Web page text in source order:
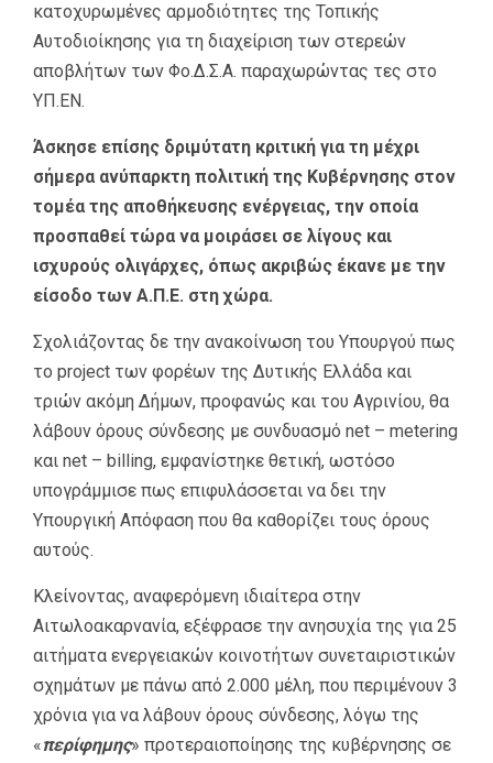
κατοχυρωμένες αρμοδιότητες της Τοπικής
Αυτοδιοίκησης για τη διαχείριση των στερεών
αποβλήτων των Φο.Δ.Σ.Α. παραχωρώντας τες στο
ΥΠ.ΕΝ.
Άσκησε επίσης δριμύτατη κριτική για τη μέχρι
σήμερα ανύπαρκτη πολιτική της Κυβέρνησης στον
τομέα της αποθήκευσης ενέργειας, την οποία
προσπαθεί τώρα να μοιράσει σε λίγους και
ισχυρούς ολιγάρχες, όπως ακριβώς έκανε με την
είσοδο των Α.Π.Ε. στη χώρα.
Σχολιάζοντας δε την ανακοίνωση του Υπουργού πως
το project των φορέων της Δυτικής Ελλάδα και
τριών ακόμη Δήμων, προφανώς και του Αγρινίου, θα
λάβουν όρους σύνδεσης με συνδυασμό net – metering
και net – billing, εμφανίστηκε θετική, ωστόσο
υπογράμμισε πως επιφυλάσσεται να δει την
Υπουργική Απόφαση που θα καθορίζει τους όρους
αυτούς.
Κλείνοντας, αναφερόμενη ιδιαίτερα στην
Αιτωλοακαρνανία, εξέφρασε την ανησυχία της για 25
αιτήματα ενεργειακών κοινοτήτων συνεταιριστικών
σχημάτων με πάνω από 2.000 μέλη, που περιμένουν 3
χρόνια για να λάβουν όρους σύνδεσης, λόγω της
«περίφημης» προτεραιοποίησης της κυβέρνησης σε